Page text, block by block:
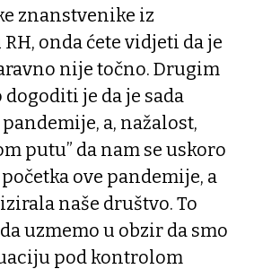
znanstvenike iz
onda ćete vidjeti da je
nije točno. Drugim
je da je sada
a, nažalost,
putu” da nam se uskoro
ove pandemije, a
naše društvo. To
uzmemo u obzir da smo
pod kontrolom